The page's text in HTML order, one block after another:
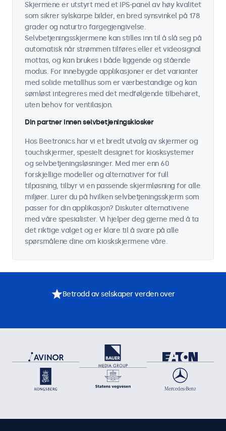
Skjermene er utstyrt med et IPS-panel av høy kvalitet
som sikrer sylskarpe bilder, en bred synsvinkel på 178
grader og naturtro fargegjengivelse.
Selvbetjeningsskjermene kan stilles inn til å slå seg på
automatisk når strømmen tilføres eller et videosignal
mottas, og kan brukes i både liggende og stående
modus. For innebygde applikasjoner er det varianter
med solide metallhus som er værbestandige og kan
sømløst integreres med det medfølgende tilbehøret,
uten behov for ventilasjon.
Din partner innen selvbetjeningskiosker
Hos Beetronics har vi et bredt utvalg av skjermer og
touchskjermer, spesielt designet for kiosksystemer
og selvbetjeningsløsninger. Med mer enn 60
forskjellige modeller og alternativer for full
tilpasning, tilbyr vi en passende skjermløsning for alle
miljøer. Lurer du på hvilken selvbetjeningsskjerm som
passer for din applikasjon? Diskuter alternativene
med våre spesialister. Vi hjelper deg gjerne med å ta
det riktige valget og er klare til å svare på alle
spørsmålene dine om kioskskjermene våre.
Betrodd av selskaper verden over